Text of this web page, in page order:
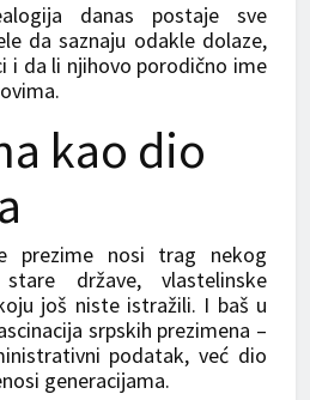
danas postaje sve
da saznaju odakle dolaze,
i da li njihovo porodično ime
kao dio
prezime nosi trag nekog
države, vlastelinske
još niste istražili. I baš u
srpskih prezimena –
podatak, već dio
generacijama.